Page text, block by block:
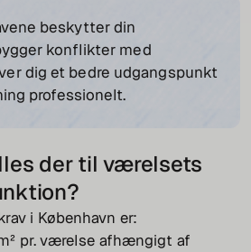
beskytter din
konflikter med
dig et bedre udgangspunkt
professionelt.
der til værelsets
i København er:
pr. værelse afhængigt af